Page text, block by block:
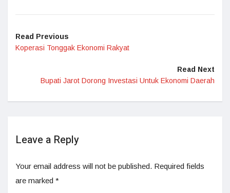
Read Previous
Koperasi Tonggak Ekonomi Rakyat
Read Next
Bupati Jarot Dorong Investasi Untuk Ekonomi Daerah
Leave a Reply
Your email address will not be published. Required fields
are marked *